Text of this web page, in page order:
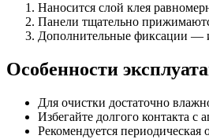
Наносится слой клея
Панели тщательно
Дополнительные фиксации —
Особенности
Для очистки достаточно
Избегайте долгого контакта
Рекомендуется